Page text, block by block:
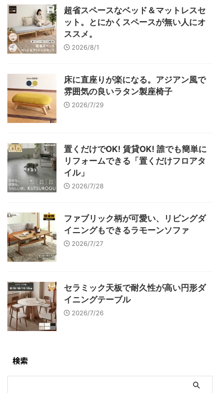
超省スペースなベッド＆マットレスセ
ット。とにかくスペースが無い人にオ
ススメ。
2026/8/1
床に直座りが楽になる。アジアン風で
雰囲気の良いラタン製座椅子
2026/7/29
置くだけでOK! 賃貸OK! 誰でも簡単に
リフォームできる「置くだけフロアタ
イル」
2026/7/28
ファブリック柄が可愛い、リビングダ
イニングもできるラモーンソファ
2026/7/27
セラミック天板で耐久性が高い円形ダ
イニングテーブル
2026/7/26
検索